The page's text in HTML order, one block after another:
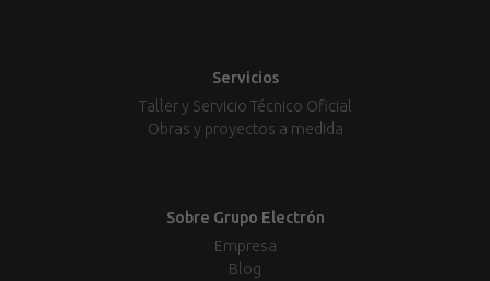
Servicios
Taller y Servicio Técnico Oficial
Obras y proyectos a medida
Sobre Grupo Electrón
Empresa
Blog